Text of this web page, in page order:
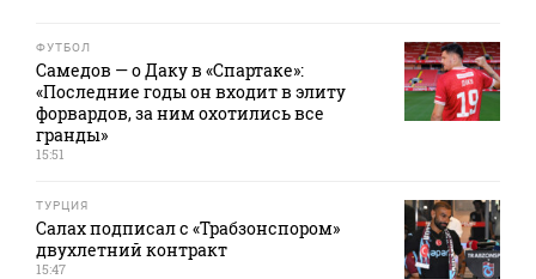
ФУТБОЛ
Самедов — о Даку в «Спартаке»:
«Последние годы он входит в элиту
форвардов, за ним охотились все
гранды»
15:51
ТУРЦИЯ
Салах подписал с «Трабзонспором»
двухлетний контракт
15:47